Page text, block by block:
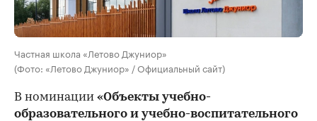
Частная школа «Летово Джуниор»
(Фото: «Летово Джуниор» / Официальный сайт)
В номинации «Объекты учебно-
образовательного и учебно-воспитательного